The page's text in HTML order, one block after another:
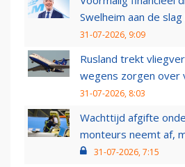
Swelheim aan de
31-07-2026, 9:09
Rusland trekt
wegens zorgen over
31-07-2026, 8:03
Wachttijd afgifte
monteurs neemt af,
31-07-2026, 7:15